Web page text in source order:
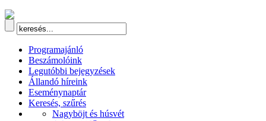
Programajánló
Beszámolóink
Legutóbbi bejegyzések
Állandó híreink
Eseménynaptár
Keresés, szűrés
Nagyböjt és húsvét